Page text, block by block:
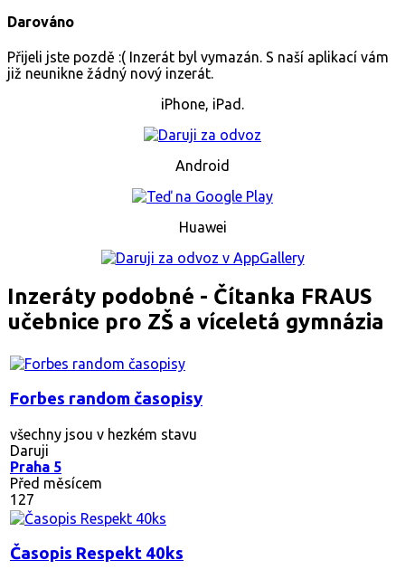
Darováno
Přijeli jste pozdě :( Inzerát byl vymazán. S naší aplikací vám
již neunikne žádný nový inzerát.
iPhone, iPad.
Android
Huawei
Inzeráty podobné - Čítanka FRAUS
učebnice pro ZŠ a víceletá gymnázia
Forbes random časopisy
všechny jsou v hezkém stavu
Daruji
Praha 5
Před měsícem
127
Časopis Respekt 40ks